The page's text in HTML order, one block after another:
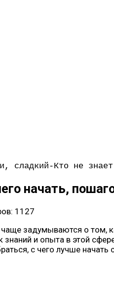
сладкий-Кто не
начать,
1127
задумываются о том,
и опыта в этой
с чего лучше начать